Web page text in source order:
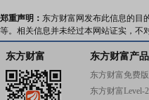
郑重声明： 东方财富网发布此信息的目
等。相关信息并未经过本网站证实，不